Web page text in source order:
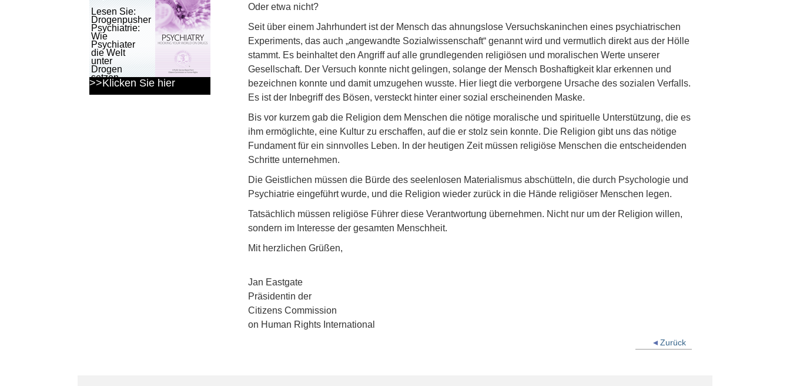
Oder etwa nicht?
Seit über einem Jahrhundert ist der Mensch das ahnungslose Versuchskaninchen eines psychiatrischen
Experiments, das auch „angewandte Sozialwissenschaft“ genannt wird und vermutlich direkt aus der Hölle
stammt. Es beinhaltet den Angriff auf alle grundlegenden religiösen und moralischen Werte unserer
Gesellschaft. Der Versuch konnte nicht gelingen, solange der Mensch Boshaftigkeit klar erkennen und
bezeichnen konnte und damit umzugehen wusste. Hier liegt die verborgene Ursache des sozialen Verfalls.
Es ist der Inbegriff des Bösen, versteckt hinter einer sozial erscheinenden Maske.
Bis vor kurzem gab die Religion dem Menschen die nötige moralische und spirituelle Unterstützung, die es
ihm ermöglichte, eine Kultur zu erschaffen, auf die er stolz sein konnte. Die Religion gibt uns das nötige
Fundament für ein sinnvolles Leben. In der heutigen Zeit müssen religiöse Menschen die entscheidenden
Schritte unternehmen.
Die Geistlichen müssen die Bürde des seelenlosen Materialismus abschütteln, die durch Psychologie und
Psychiatrie eingeführt wurde, und die Religion wieder zurück in die Hände religiöser Menschen legen.
Tatsächlich müssen religiöse Führer diese Verantwortung übernehmen. Nicht nur um der Religion willen,
sondern im Interesse der gesamten Menschheit.
Mit herzlichen Grüßen,
Jan Eastgate
Präsidentin der
Citizens Commission
on Human Rights International
Zurück
Lesen Sie:
Drogenpusher
Psychiatrie:
Wie
Psychiater
die Welt
unter
Drogen
setzen
Broschüre
>>Klicken Sie hier